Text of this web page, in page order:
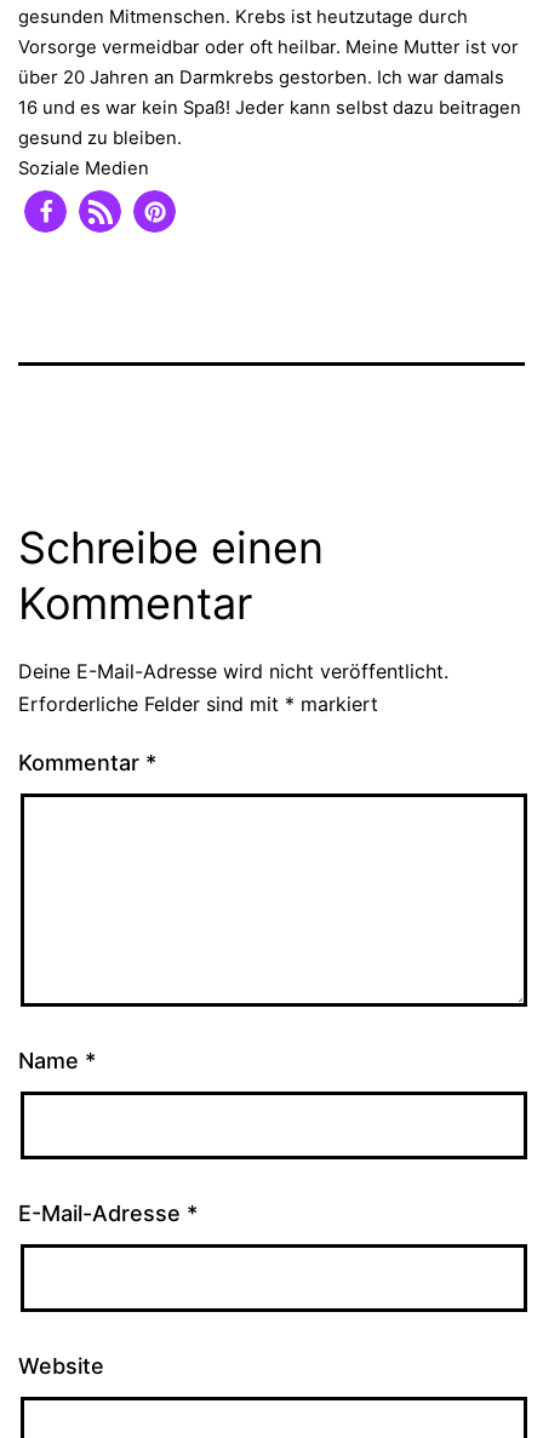
gesunden Mitmenschen. Krebs ist heutzutage durch
Vorsorge vermeidbar oder oft heilbar. Meine Mutter ist vor
über 20 Jahren an Darmkrebs gestorben. Ich war damals
16 und es war kein Spaß! Jeder kann selbst dazu beitragen
gesund zu bleiben.
Soziale Medien
Schreibe einen
Kommentar
Deine E-Mail-Adresse wird nicht veröffentlicht.
Erforderliche Felder sind mit * markiert
Kommentar *
Name *
E-Mail-Adresse *
Website